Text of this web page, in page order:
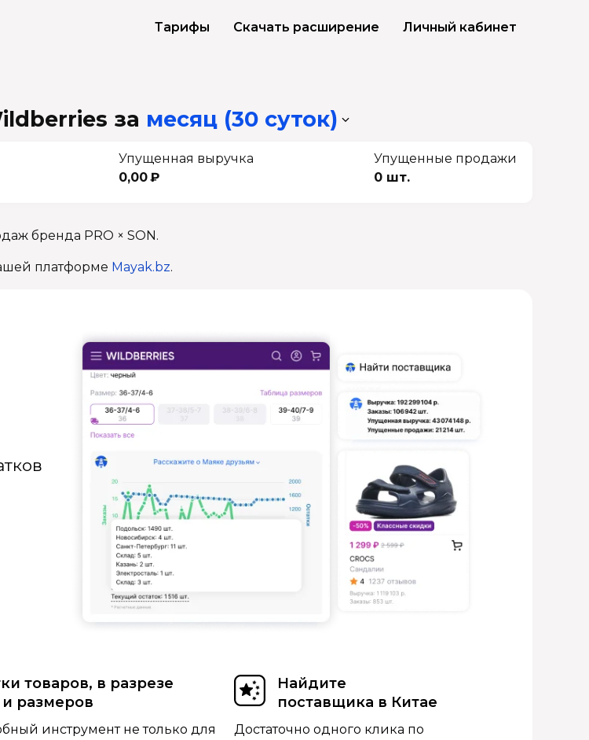
Тарифы Скачать расширение Личный кабинет
за месяц (30 суток)
Упущенная выручка
0,00 ₽
Упущенные продажи
0 шт.
бренда PRO × SON.
платформе Mayak.bz.
товаров, в разрезе
размеров
инструмент не только для
Найдите
поставщика в Китае
Достаточно одного клика по